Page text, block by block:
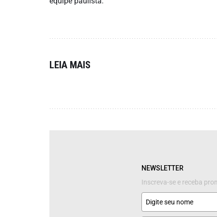
LEIA MAIS
NEWSLETTER
Inscreva-se e receba